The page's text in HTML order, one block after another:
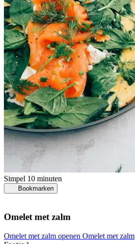
Simpel 10 minuten
Bookmarken
Omelet met zalm
Omelet met zalm openen Omelet met zalm